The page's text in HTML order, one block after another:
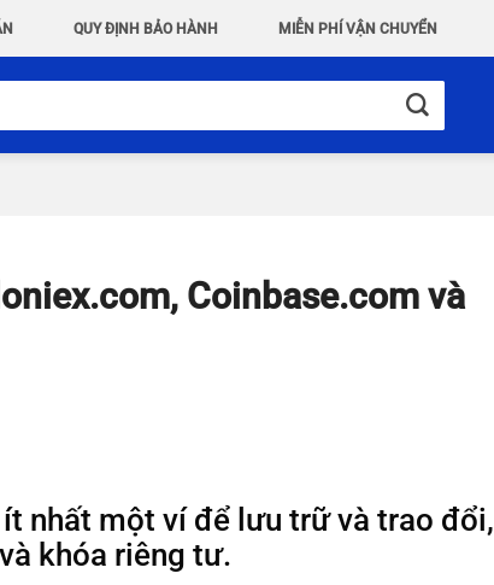
QUY ĐỊNH BẢO HÀNH MIỄN PHÍ VẬN CHUYỂN
Coinbase.com và
nhất một ví để lưu trữ và trao đổi,
khóa riêng tư.